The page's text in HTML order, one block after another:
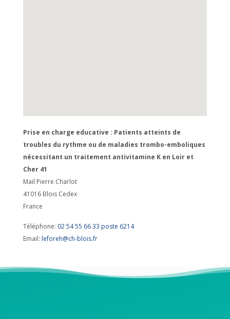
Prise en charge educative : Patients atteints de
troubles du rythme ou de maladies trombo-emboliques
nécessitant un traitement antivitamine K en Loir et
Cher 41
Mail Pierre Charlot
41016 Blois Cedex
France
Téléphone: 02 54 55 66 33 poste 6214
Email: leforeh@ch-blois.fr